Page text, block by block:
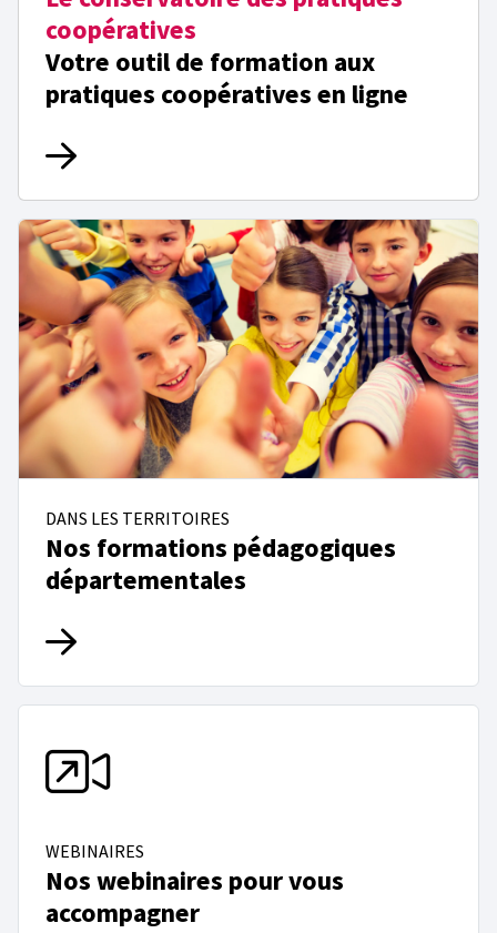
coopératives
Votre outil de formation aux
pratiques coopératives en ligne
DANS LES TERRITOIRES
Nos formations pédagogiques
départementales
WEBINAIRES
Nos webinaires pour vous
accompagner